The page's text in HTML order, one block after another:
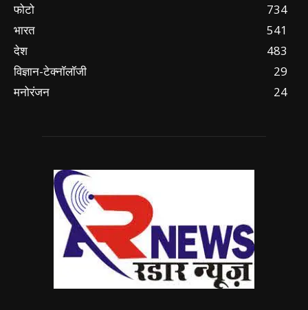
फोटो
734
भारत
541
देश
483
विज्ञान-टेक्नॉलॉजी
29
मनोरंजन
24